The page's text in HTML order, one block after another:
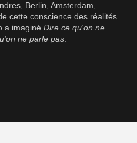
Berlin, Amsterdam,
cette conscience des réalités
a imaginé Dire ce qu'on ne
ne parle pas